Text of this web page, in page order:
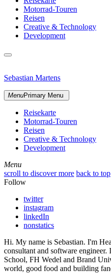
Motorrad-Touren
Reisen
Creative & Technology
Development
close
content
Sebastian Martens
MenuPrimary Menu
Reisekarte
Motorrad-Touren
Reisen
Creative & Technology
Development
Menu
Menu
scroll to discover more back to top
Follow
twitter
instagram
linkedIn
nonstatics
Hi. My name is Sebastian. I'm
consultant and software
School, FH Wedel and Brand
world, good food and building